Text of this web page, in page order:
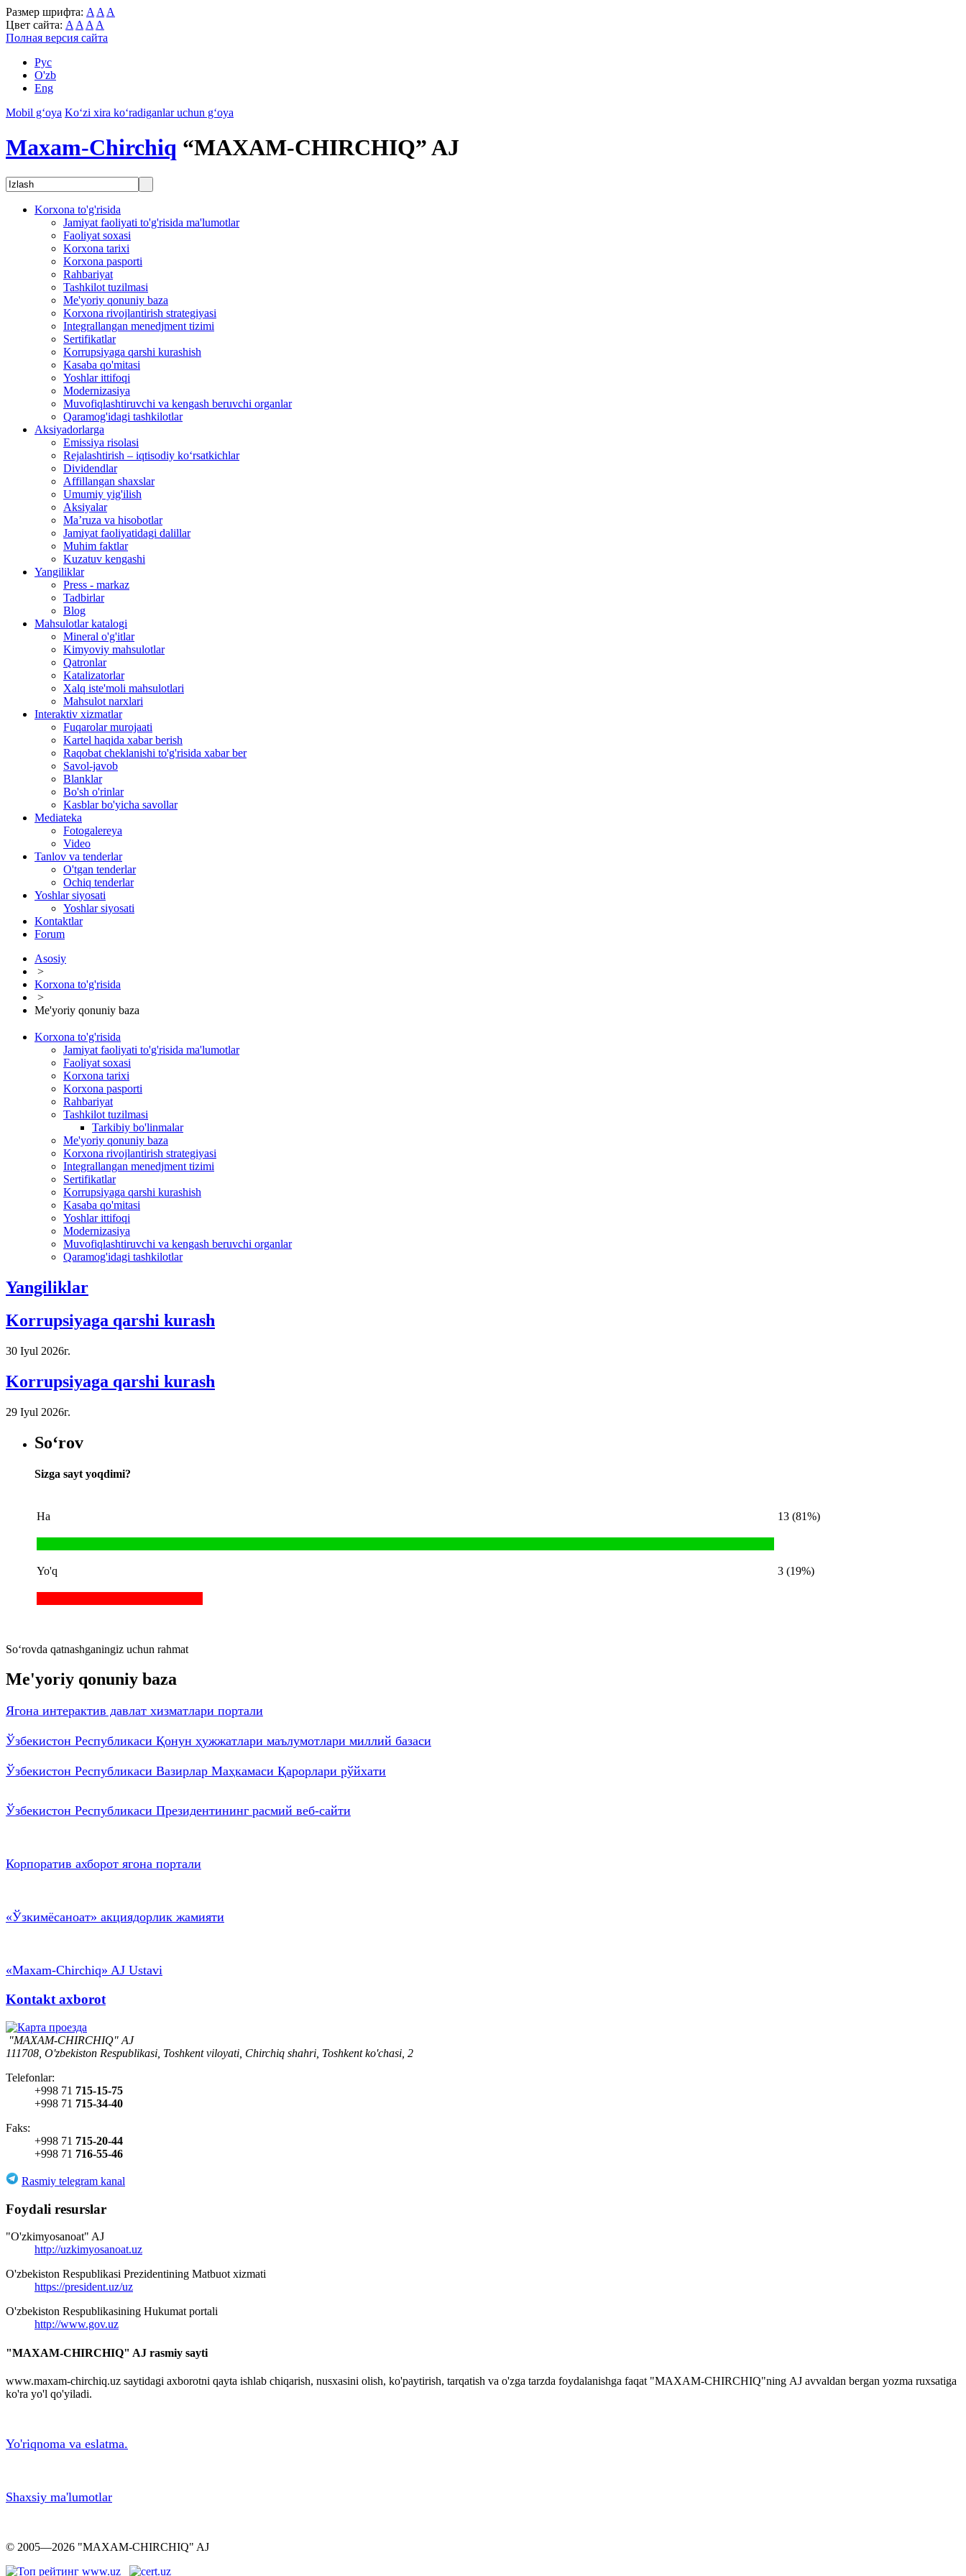
Размер шрифта: A A A
Цвет сайта: A A A A
Полная версия сайта
Рус
O'zb
Eng
Mobil g‘oya Ko‘zi xira ko‘radiganlar uchun g‘oya
Maxam-Chirchiq “MAXAM-CHIRCHIQ” AJ
Korxona to'g'risida
Jamiyat faoliyati to'g'risida ma'lumotlar
Faoliyat soxasi
Korxona tarixi
Korxona pasporti
Rahbariyat
Tashkilot tuzilmasi
Me'yoriy qonuniy baza
Korxona rivojlantirish strategiyasi
Integrallangan menedjment tizimi
Sertifikatlar
Korrupsiyaga qarshi kurashish
Kasaba qo'mitasi
Yoshlar ittifoqi
Modernizasiya
Muvofiqlashtiruvchi va kengash beruvchi organlar
Qaramog'idagi tashkilotlar
Aksiyadorlarga
Emissiya risolasi
Rejalashtirish – iqtisodiy ko‘rsatkichlar
Dividendlar
Affillangan shaxslar
Umumiy yig'ilish
Aksiyalar
Ma’ruza va hisobotlar
Jamiyat faoliyatidagi dalillar
Muhim faktlar
Kuzatuv kengashi
Yangiliklar
Press - markaz
Tadbirlar
Blog
Mahsulotlar katalogi
Mineral o'g'itlar
Kimyoviy mahsulotlar
Qatronlar
Katalizatorlar
Xalq iste'moli mahsulotlari
Mahsulot narxlari
Interaktiv xizmatlar
Fuqarolar murojaati
Kartel haqida xabar berish
Raqobat cheklanishi to'g'risida xabar ber
Savol-javob
Blanklar
Bo'sh o'rinlar
Kasblar bo'yicha savollar
Mediateka
Fotogalereya
Video
Tanlov va tenderlar
O'tgan tenderlar
Ochiq tenderlar
Yoshlar siyosati
Yoshlar siyosati
Kontaktlar
Forum
Asosiy
>
Korxona to'g'risida
>
Me'yoriy qonuniy baza
Korxona to'g'risida
Jamiyat faoliyati to'g'risida ma'lumotlar
Faoliyat soxasi
Korxona tarixi
Korxona pasporti
Rahbariyat
Tashkilot tuzilmasi
Tarkibiy bo'linmalar
Me'yoriy qonuniy baza
Korxona rivojlantirish strategiyasi
Integrallangan menedjment tizimi
Sertifikatlar
Korrupsiyaga qarshi kurashish
Kasaba qo'mitasi
Yoshlar ittifoqi
Modernizasiya
Muvofiqlashtiruvchi va kengash beruvchi organlar
Qaramog'idagi tashkilotlar
Yangiliklar
Korrupsiyaga qarshi kurash
30 Iyul 2026г.
Korrupsiyaga qarshi kurash
29 Iyul 2026г.
So‘rov
Sizga sayt yoqdimi?
Ha 13 (81%)
Yo'q 3 (19%)
So‘rovda qatnashganingiz uchun rahmat
Me'yoriy qonuniy baza
Ягона интерактив давлат хизматлари портали
Ўзбекистон Республикаси Қонун ҳужжатлари маълумотлари миллий базаси
Ўзбекистон Республикаси Вазирлар Маҳкамаси Қарорлари рўйхати
Ўзбекистон Республикаси Президентининг расмий веб-сайти
Корпоратив ахборот ягона портали
«Ўзкимёсаноат» акциядорлик жамияти
«Maxam-Chirchiq» AJ Ustavi
Kontakt axborot
"MAXAM-CHIRCHIQ" AJ
111708, O'zbekiston Respublikasi, Toshkent viloyati, Chirchiq shahri, Toshkent ko'chasi, 2
Telefonlar:
+998 71 715-15-75
+998 71 715-34-40
Faks:
+998 71 715-20-44
+998 71 716-55-46
Rasmiy telegram kanal
Foydali resurslar
"O'zkimyosanoat" AJ
http://uzkimyosanoat.uz
O'zbekiston Respublikasi Prezidentining Matbuot xizmati
https://president.uz/uz
O'zbekiston Respublikasining Hukumat portali
http://www.gov.uz
"MAXAM-CHIRCHIQ" AJ rasmiy sayti
www.maxam-chirchiq.uz saytidagi axborotni qayta ishlab chiqarish, nusxasini olish, ko'paytirish, tarqatish va o'zga tarzda foydalanishga faqat "MAXAM-CHIRCHIQ"ning AJ avvaldan bergan yozma ruxsatiga
ko'ra yo'l qo'yiladi.
Yo'riqnoma va eslatma.
Shaxsiy ma'lumotlar
© 2005—2026 "MAXAM-CHIRCHIQ" AJ